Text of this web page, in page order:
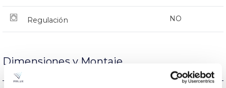
Regulación NO
Dimensiones y Montaje